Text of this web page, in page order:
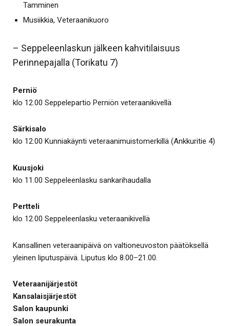
Tamminen
Musiikkia, Veteraanikuoro
– Seppeleenlaskun jälkeen kahvitilaisuus
Perinnepajalla (Torikatu 7)
Perniö
klo 12.00 Seppelepartio Perniön veteraanikivellä
Särkisalo
klo 12.00 Kunniakäynti veteraanimuistomerkillä (Ankkuritie 4)
Kuusjoki
klo 11.00 Seppeleenlasku sankarihaudalla
Pertteli
klo 12.00 Seppeleenlasku veteraanikivellä
Kansallinen veteraanipäivä on valtioneuvoston päätöksellä
yleinen liputuspäivä. Liputus klo 8.00–21.00.
Veteraanijärjestöt
Kansalaisjärjestöt
Salon kaupunki
Salon seurakunta